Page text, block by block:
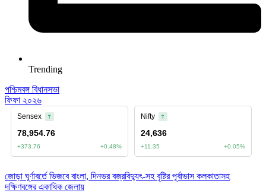
Trending
পশ্চিমবঙ্গ বিধানসভা
ফিফা ২০২৬
জোড়া ঘূর্ণাবর্তে ভিজবে বাংলা, দিনভর বজ্রবিদ্যুৎ-সহ বৃষ্টির পূর্বাভাস কলকাতাসহ
দক্ষিণবঙ্গের একাধিক জেলায়